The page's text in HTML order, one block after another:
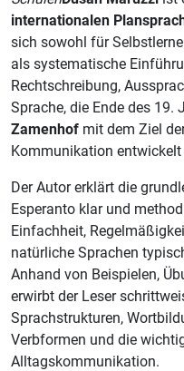
internationalen
sich sowohl für
als systematische
Rechtschreibung,
Sprache, die Ende des 19.
Zamenhof mit dem Ziel
Kommunikation entwickelt
Der Autor erklärt die
Esperanto klar und
Einfachheit,
natürliche Sprachen
Anhand von Beispielen,
erwirbt der Leser
Sprachstrukturen,
Verbformen und die
Alltagskommunikation.